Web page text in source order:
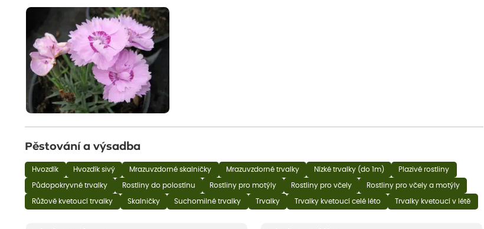
Pěstování a výsadba
Hvozdík Hvozdík sivý Mrazuvzdorné skalničky Mrazuvzdorné trvalky Nízké trvalky (do 1m) Plazivé rostliny
Půdopokryvné trvalky Rostliny do polostínu Rostliny pro motýly Rostliny pro včely Rostliny pro včely a motýly
Růžově kvetoucí trvalky Skalničky Suchomilné trvalky Trvalky Trvalky kvetoucí celé léto Trvalky kvetoucí v létě